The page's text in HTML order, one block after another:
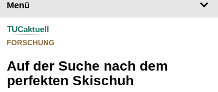
m
H
e
a
u
f
r
f
e
Menü
TUCaktuell
FORSCHUNG
Auf der Suche nach dem
perfekten Skischuh